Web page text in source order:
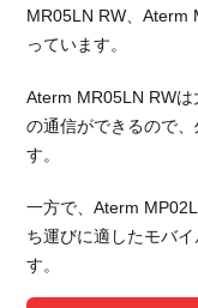
MR05LN RW、Aterm
っています。
Aterm MR05LN RW
の通信ができるので
す。
一方で、Aterm
ち運びに適したモバ
す。